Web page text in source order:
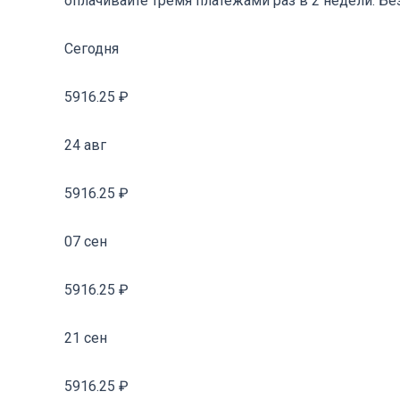
Сегодня
5916.25 ₽
24 авг
5916.25 ₽
07 сен
5916.25 ₽
21 сен
5916.25 ₽